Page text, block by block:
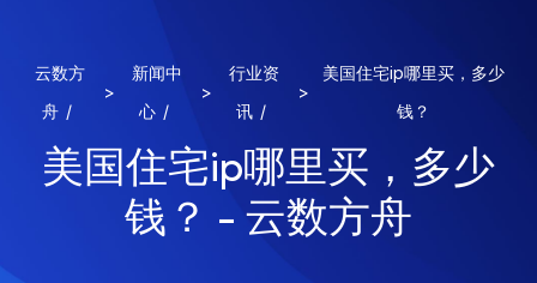
云数方
舟
>
新闻中
心
>
行业资
讯
>
美国住宅ip哪里买，多少
钱？
美国住宅ip哪里买，多少
钱？ - 云数方舟